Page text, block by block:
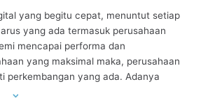
yang begitu cepat, menuntut setiap
yang ada termasuk perusahaan
mencapai performa dan
yang maksimal maka, perusahaan
perkembangan yang ada. Adanya
menyebabkan beberapa